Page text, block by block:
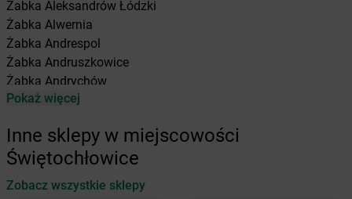
Żabka Aleksandrów Łódzki
Żabka Alwernia
Żabka Andrespol
Żabka Andruszkowice
Żabka Andrychów
Żabka Antonie
Żabka Automat
Żabka Babica
Żabka Babice Nowe
Pokaż więcej
Inne sklepy w miejscowości
Świętochłowice
Zobacz wszystkie sklepy